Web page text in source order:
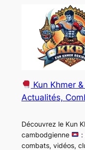
Kun Khmer
Actualités,
Découvrez le Kun
cambodgienne
:
combats, vidéos,